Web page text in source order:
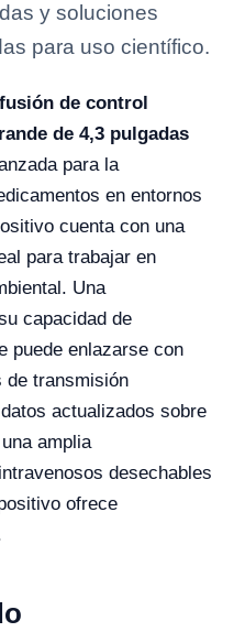
y soluciones
para uso científico.
de control
de 4,3 pulgadas
para la
en entornos
cuenta con una
para trabajar en
Una
capacidad de
puede enlazarse con
de transmisión
actualizados sobre
amplia
desechables
ofrece